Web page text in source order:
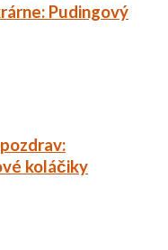
Pudingový
koláčiky